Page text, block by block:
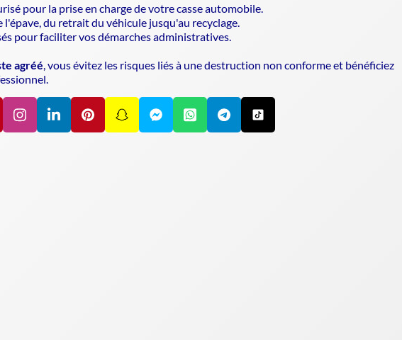
pour la prise en charge de votre casse automobile.
l'épave, du retrait du véhicule jusqu'au recyclage.
pour faciliter vos démarches administratives.
agréé, vous évitez les risques liés à une destruction non conforme et bénéficiez